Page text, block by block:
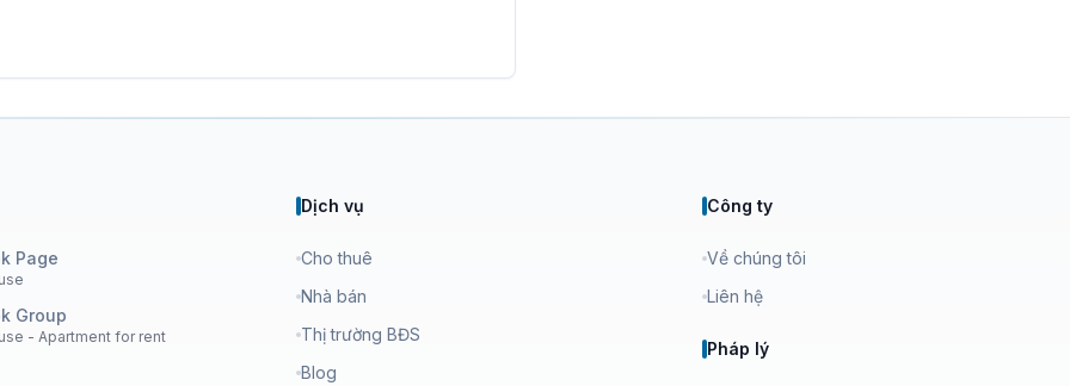
Page
Group
- Apartment for rent
Dịch vụ
Cho thuê
Nhà bán
Thị trường BĐS
Blog
Công ty
Về chúng tôi
Liên hệ
Pháp lý